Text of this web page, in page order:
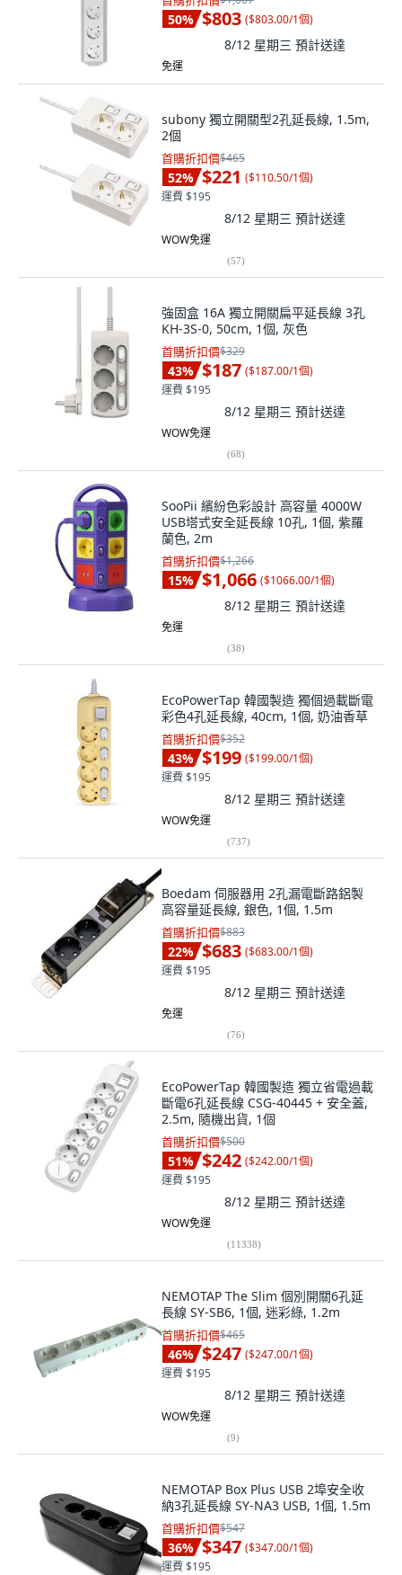
50% $803 ($803.00/1個)
8/12 星期三 預計送達
免運
subony 獨立開關型2孔延長線, 1.5m,
2個
首購折扣價$465
52% $221 ($110.50/1個)
運費 $195
8/12 星期三 預計送達
WOW免運
(57)
強固盒 16A 獨立開關扁平延長線 3孔
KH-3S-0, 50cm, 1個, 灰色
首購折扣價$329
43% $187 ($187.00/1個)
運費 $195
8/12 星期三 預計送達
WOW免運
(68)
SooPii 繽紛色彩設計 高容量 4000W
USB塔式安全延長線 10孔, 1個, 紫羅
蘭色, 2m
首購折扣價$1,266
15% $1,066 ($1066.00/1個)
8/12 星期三 預計送達
免運
(38)
EcoPowerTap 韓國製造 獨個過載斷電
彩色4孔延長線, 40cm, 1個, 奶油香草
首購折扣價$352
43% $199 ($199.00/1個)
運費 $195
8/12 星期三 預計送達
WOW免運
(737)
Boedam 伺服器用 2孔漏電斷路鋁製
高容量延長線, 銀色, 1個, 1.5m
首購折扣價$883
22% $683 ($683.00/1個)
運費 $195
8/12 星期三 預計送達
免運
(76)
EcoPowerTap 韓國製造 獨立省電過載
斷電6孔延長線 CSG-40445 + 安全蓋,
2.5m, 隨機出貨, 1個
首購折扣價$500
51% $242 ($242.00/1個)
運費 $195
8/12 星期三 預計送達
WOW免運
(11338)
NEMOTAP The Slim 個別開關6孔延
長線 SY-SB6, 1個, 迷彩綠, 1.2m
首購折扣價$465
46% $247 ($247.00/1個)
運費 $195
8/12 星期三 預計送達
WOW免運
(9)
NEMOTAP Box Plus USB 2埠安全收
納3孔延長線 SY-NA3 USB, 1個, 1.5m
首購折扣價$547
36% $347 ($347.00/1個)
運費 $195